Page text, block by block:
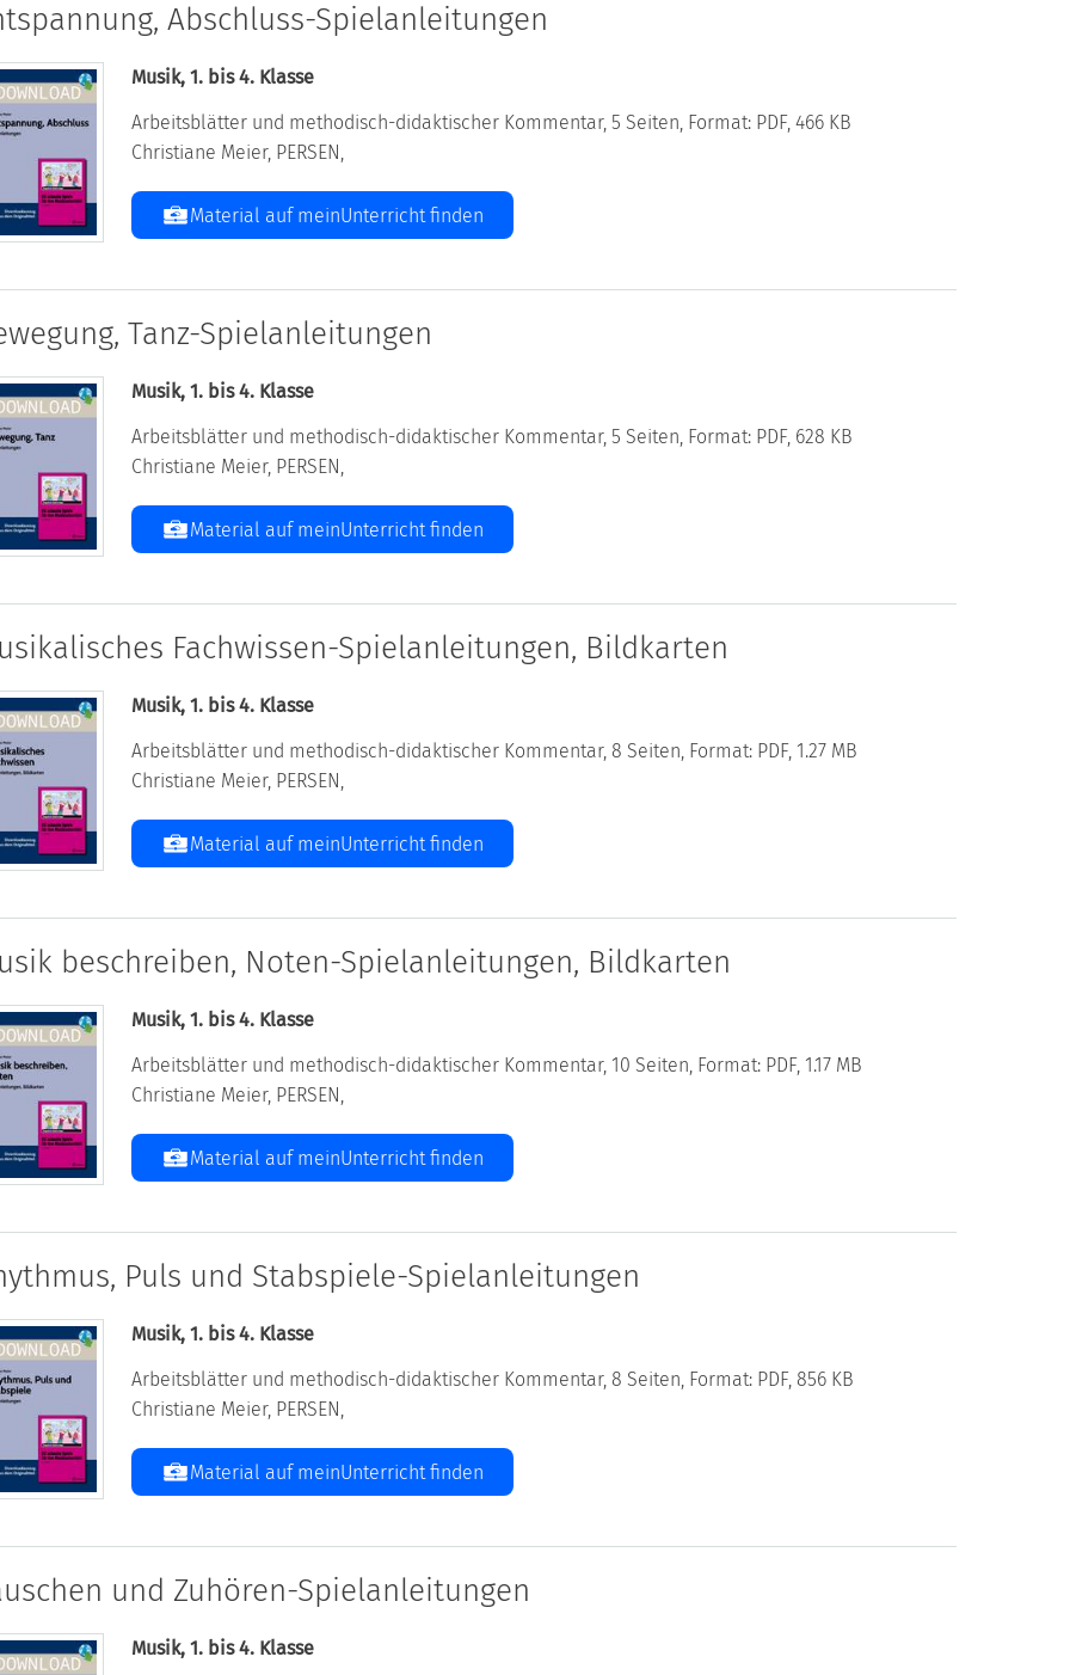
Abschluss-Spielanleitungen
Musik, 1. bis 4. Klasse
Arbeitsblätter und methodisch-didaktischer Kommentar, 5 Seiten, Format: PDF, 466 KB
Christiane Meier, PERSEN,
Material auf meinUnterricht finden
Tanz-Spielanleitungen
Musik, 1. bis 4. Klasse
Arbeitsblätter und methodisch-didaktischer Kommentar, 5 Seiten, Format: PDF, 628 KB
Christiane Meier, PERSEN,
Material auf meinUnterricht finden
Fachwissen-Spielanleitungen, Bildkarten
Musik, 1. bis 4. Klasse
Arbeitsblätter und methodisch-didaktischer Kommentar, 8 Seiten, Format: PDF, 1.27 MB
Christiane Meier, PERSEN,
Material auf meinUnterricht finden
beschreiben, Noten-Spielanleitungen, Bildkarten
Musik, 1. bis 4. Klasse
Arbeitsblätter und methodisch-didaktischer Kommentar, 10 Seiten, Format: PDF, 1.17 MB
Christiane Meier, PERSEN,
Material auf meinUnterricht finden
Puls und Stabspiele-Spielanleitungen
Musik, 1. bis 4. Klasse
Arbeitsblätter und methodisch-didaktischer Kommentar, 8 Seiten, Format: PDF, 856 KB
Christiane Meier, PERSEN,
Material auf meinUnterricht finden
und Zuhören-Spielanleitungen
Musik, 1. bis 4. Klasse